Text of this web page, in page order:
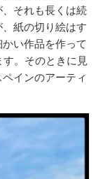
それも長くは続
紙の切り絵はす
い作品を作って
。そのときに見
インのアーティ